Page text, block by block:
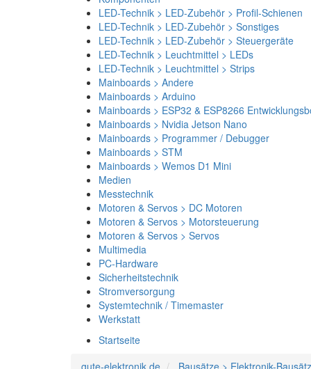
LED-Technik > LED-Zubehör > Profil-Schienen
LED-Technik > LED-Zubehör > Sonstiges
LED-Technik > LED-Zubehör > Steuergeräte
LED-Technik > Leuchtmittel > LEDs
LED-Technik > Leuchtmittel > Strips
Mainboards > Andere
Mainboards > Arduino
Mainboards > ESP32 & ESP8266
Mainboards > Nvidia Jetson Nano
Mainboards > Programmer / Debugger
Mainboards > STM
Mainboards > Wemos D1 Mini
Medien
Messtechnik
Motoren & Servos > DC Motoren
Motoren & Servos > Motorsteuerung
Motoren & Servos > Servos
Multimedia
PC-Hardware
Sicherheitstechnik
Stromversorgung
Systemtechnik / Timemaster
Werkstatt
Startseite
gute-elektronik.de
Bausätze > Elektronik-